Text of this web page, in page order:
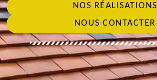
NOS RÉALISATIONS
NOUS CONTACTER